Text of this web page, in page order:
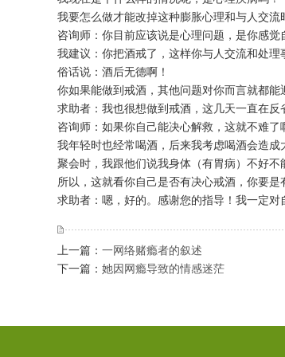
我要怎么做才能改掉这种膨胀心理和与人交流
咨询师：你目前应该说是心理问题，是你感觉
我建议：你把酒戒了，这样你与人交流和处理
俗话说：酒后无德啊！
你如果能做到戒酒，其他问题对你而言就都能
求助者：我也很想做到戒酒，这几天一直在反
咨询师：如果你自己能决心解救，这就不难了
我年轻时也经常喝酒，后来我考虑喝酒会造
聚会时，我跟他们说我身体（有胃病）不好不
所以，这就看你自己是否有决心戒酒，你要是
求助者：嗯，好的。感谢您的指导！我一定对
上一篇： 一网络赌瘾者的叙述
下一篇： 她因网瘾导致的情感迷茫